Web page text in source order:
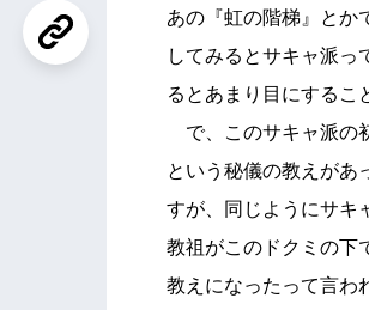
あの『虹の階梯』とか
してみるとサキャ派っ
るとあまり目にするこ
で、このサキャ派の
という秘儀の教えがあ
すが、同じようにサキ
教祖がこのドクミの下
教えになったって言わ